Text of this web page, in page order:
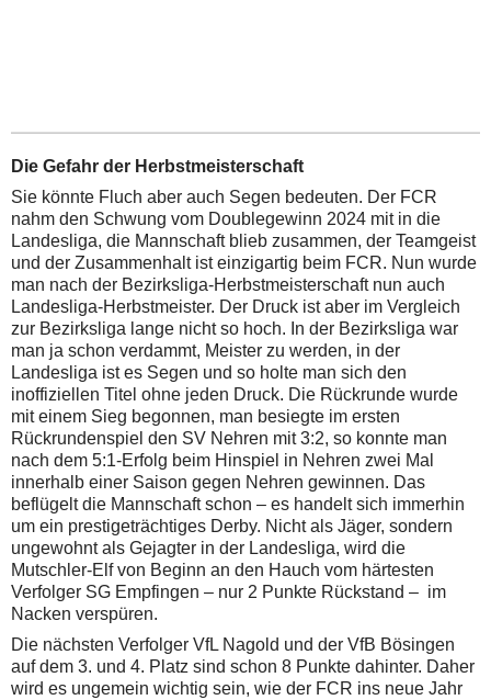
Die Gefahr der Herbstmeisterschaft
Sie könnte Fluch aber auch Segen bedeuten. Der FCR
nahm den Schwung vom Doublegewinn 2024 mit in die
Landesliga, die Mannschaft blieb zusammen, der Teamgeist
und der Zusammenhalt ist einzigartig beim FCR. Nun wurde
man nach der Bezirksliga-Herbstmeisterschaft nun auch
Landesliga-Herbstmeister. Der Druck ist aber im Vergleich
zur Bezirksliga lange nicht so hoch. In der Bezirksliga war
man ja schon verdammt, Meister zu werden, in der
Landesliga ist es Segen und so holte man sich den
inoffiziellen Titel ohne jeden Druck. Die Rückrunde wurde
mit einem Sieg begonnen, man besiegte im ersten
Rückrundenspiel den SV Nehren mit 3:2, so konnte man
nach dem 5:1-Erfolg beim Hinspiel in Nehren zwei Mal
innerhalb einer Saison gegen Nehren gewinnen. Das
beflügelt die Mannschaft schon – es handelt sich immerhin
um ein prestigeträchtiges Derby. Nicht als Jäger, sondern
ungewohnt als Gejagter in der Landesliga, wird die
Mutschler-Elf von Beginn an den Hauch vom härtesten
Verfolger SG Empfingen – nur 2 Punkte Rückstand – im
Nacken verspüren.
Die nächsten Verfolger VfL Nagold und der VfB Bösingen
auf dem 3. und 4. Platz sind schon 8 Punkte dahinter. Daher
wird es ungemein wichtig sein, wie der FCR ins neue Jahr